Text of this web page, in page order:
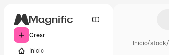
Crear
Inicio
Inicio/stock/